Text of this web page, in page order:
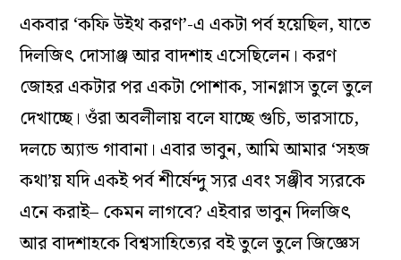
একবার ‘কফি উইথ করণ’-এ একটা পর্ব হয়েছিল, যাতে
দিলজিৎ দোসাঞ্জ আর বাদশাহ এসেছিলেন। করণ
জোহর একটার পর একটা পোশাক, সানগ্লাস তুলে তুলে
দেখাচ্ছে। ওঁরা অবলীলায় বলে যাচ্ছে গুচি, ভারসাচে,
দলচে অ্যান্ড গাবানা। এবার ভাবুন, আমি আমার ‘সহজ
কথা’য় যদি একই পর্ব শীর্ষেন্দু স্যর এবং সঞ্জীব স্যরকে
এনে করাই– কেমন লাগবে? এইবার ভাবুন দিলজিৎ
আর বাদশাহকে বিশ্বসাহিত্যের বই তুলে তুলে জিজ্ঞেস